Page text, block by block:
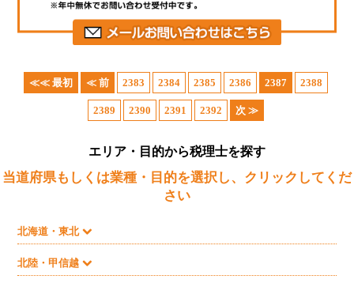
≪≪ 最初 ≪ 前 2383 2384 2385 2386 2387 2388
2389 2390 2391 2392 次 ≫
エリア・目的から税理士を探す
当道府県もしくは業種・目的を選択し、クリックしてくだ
さい
北海道・東北
北陸・甲信越